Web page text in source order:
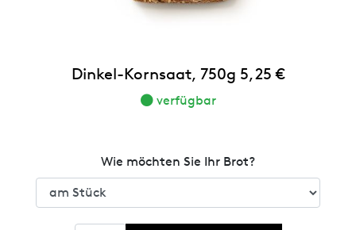
Dinkel-Kornsaat, 750g 5,25 €
verfügbar
Wie möchten Sie Ihr Brot?